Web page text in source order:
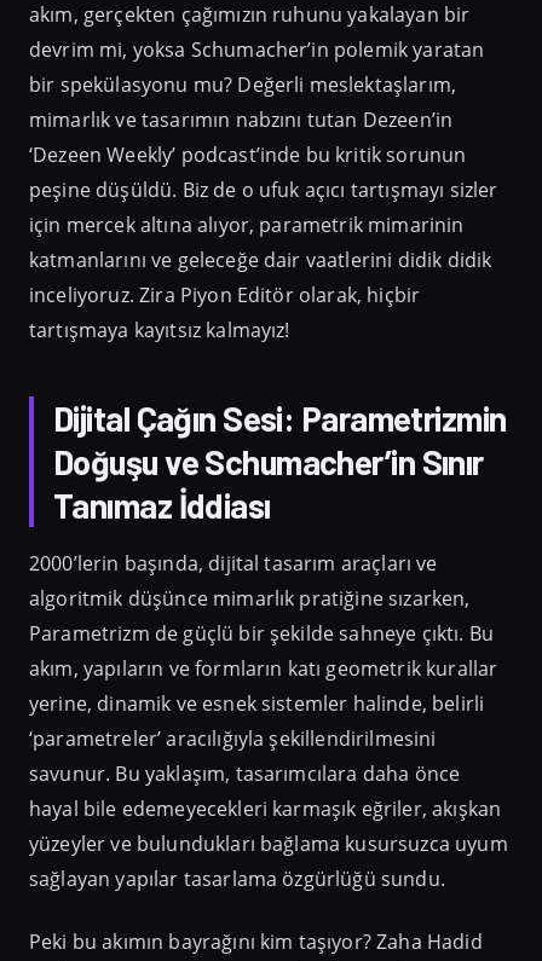
akım, gerçekten çağımızın ruhunu yakalayan bir
devrim mi, yoksa Schumacher’in polemik yaratan
bir spekülasyonu mu? Değerli meslektaşlarım,
mimarlık ve tasarımın nabzını tutan Dezeen’in
‘Dezeen Weekly’ podcast’inde bu kritik sorunun
peşine düşüldü. Biz de o ufuk açıcı tartışmayı sizler
için mercek altına alıyor, parametrik mimarinin
katmanlarını ve geleceğe dair vaatlerini didik didik
inceliyoruz. Zira Piyon Editör olarak, hiçbir
tartışmaya kayıtsız kalmayız!
Dijital Çağın Sesi: Parametrizmin
Doğuşu ve Schumacher’in Sınır
Tanımaz İddiası
2000’lerin başında, dijital tasarım araçları ve
algoritmik düşünce mimarlık pratiğine sızarken,
Parametrizm de güçlü bir şekilde sahneye çıktı. Bu
akım, yapıların ve formların katı geometrik kurallar
yerine, dinamik ve esnek sistemler halinde, belirli
‘parametreler’ aracılığıyla şekillendirilmesini
savunur. Bu yaklaşım, tasarımcılara daha önce
hayal bile edemeyecekleri karmaşık eğriler, akışkan
yüzeyler ve bulundukları bağlama kusursuzca uyum
sağlayan yapılar tasarlama özgürlüğü sundu.
Peki bu akımın bayrağını kim taşıyor? Zaha Hadid